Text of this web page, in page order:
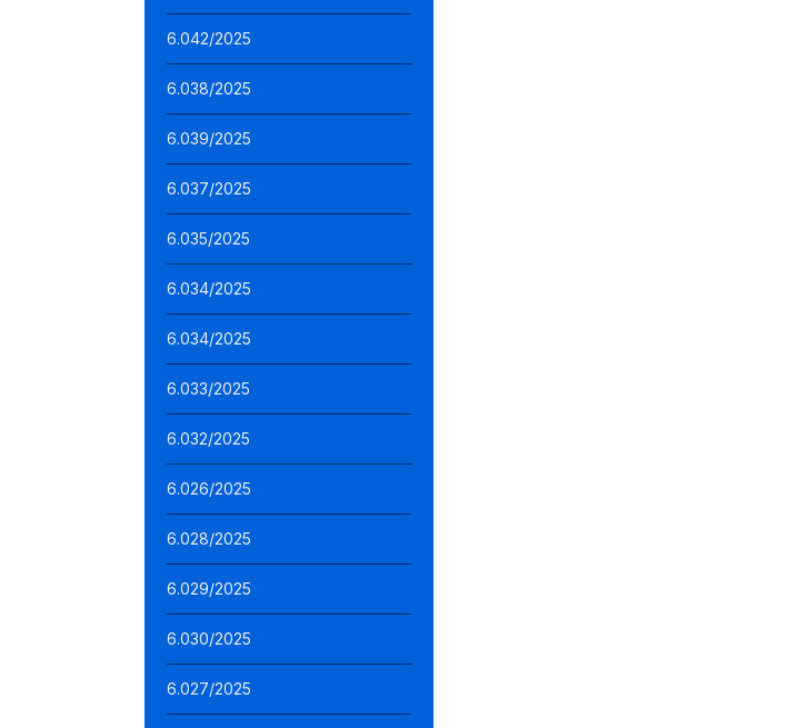
6.042/2025
6.038/2025
6.039/2025
6.037/2025
6.035/2025
6.034/2025
6.034/2025
6.033/2025
6.032/2025
6.026/2025
6.028/2025
6.029/2025
6.030/2025
6.027/2025